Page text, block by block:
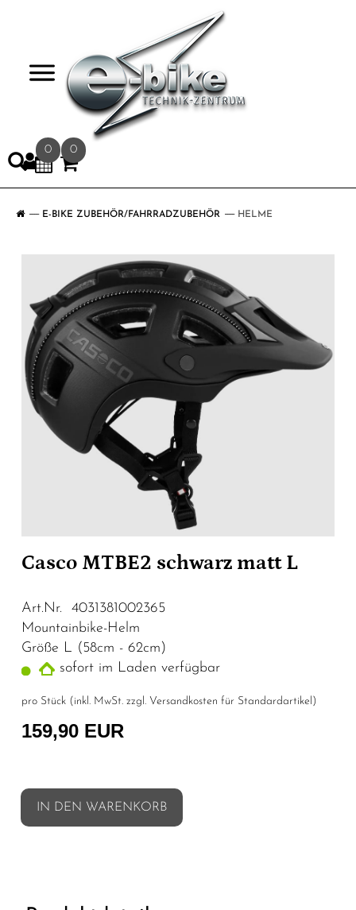
0 0
E-BIKE ZUBEHÖR/FAHRRADZUBEHÖR HELME
Casco MTBE2 schwarz matt L
Art.Nr. 4031381002365
Mountainbike-Helm
Größe L (58cm - 62cm)
sofort im Laden verfügbar
pro Stück (inkl. MwSt. zzgl. Versandkosten für Standardartikel )
159,90 EUR
IN DEN WARENKORB